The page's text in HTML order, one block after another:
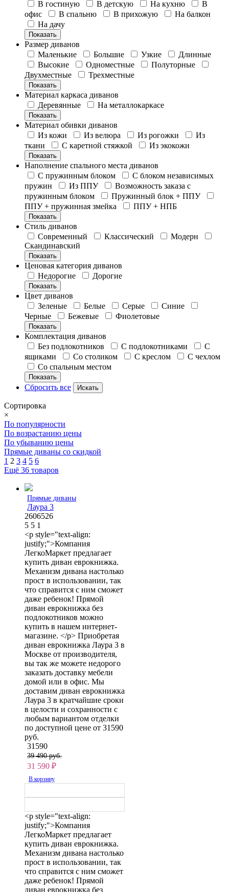
В гостиную
В детскую На кухню
В
офис
В спальню В прихожую
На балкон
На дачу
Показать
Размер диванов
Маленькие
Большие Узкие
Длинные
Высокие
Одноместные
Полуторные
Двухместные
Трехместные
Показать
Материал каркаса диванов
Деревянные
На металлокаркасе
Показать
Материал обивки диванов
Из кожи
Из велюра Из рогожки
Из
ткани
С каретной стяжкой Из экокожи
Показать
Наполнение спального места диванов
С пружинным блоком
С блоком независимых
пружин
Из ППУ
Возможность заказа с
пружинным блоком
Пружинный блок + ППУ
ППУ + пружинная змейка
ППУ + НПБ
Показать
Стиль диванов
Современный
Классический
Модерн
Скандинавский
Показать
Ценовая категория диванов
Недорогие
Дорогие
Показать
Цвет диванов
Зеленые
Белые Серые
Синие
Черные
Бежевые Фиолетовые
Показать
Комплектация диванов
Без подлокотников
С подлокотниками
С
ящиками
Со столиком С креслом
С чехлом
Со спальным местом
Показать
Сбросить все
Сортировка
×
По популярности
По возрастанию цены
По убыванию цены
Прямые диваны со скидкой
1 2 3 4 5 6
Ещё 36 товаров
Прямые диваны
Лаура 3
2606526
5 5 1
<p style="text-align:
justify;">Компания
ЛегкоМаркет предлагает
купить диван еврокнижка.
Механизм дивана настолько
прост в использовании, так
что справится с ним сможет
даже ребенок! Прямой
диван еврокнижка без
подлокотников можно
купить в нашем интернет-
магазине. </p> Приобретая
диван еврокнижка Лаура 3 в
Москве от производителя,
вы так же можете недорого
заказать доставку мебели
домой или в офис. Мы
доставим диван еврокнижка
Лаура 3 в кратчайшие сроки
в целости и сохранности с
любым вариантом отделки
по доступной цене от 31590
руб.
31590
39 490 руб.
31 590 ₽
В корзину
<p style="text-align:
justify;">Компания
ЛегкоМаркет предлагает
купить диван еврокнижка.
Механизм дивана настолько
прост в использовании, так
что справится с ним сможет
даже ребенок! Прямой
диван еврокнижка без